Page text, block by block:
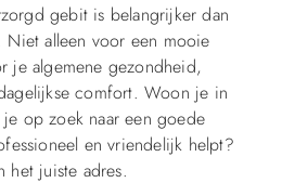
gebit is belangrijker dan
Niet alleen voor een mooie
je algemene gezondheid,
comfort. Woon je in
op zoek naar een goede
en vriendelijk helpt?
het juiste adres.